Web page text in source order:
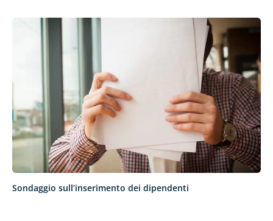
Sondaggio sull’inserimento dei dipendenti